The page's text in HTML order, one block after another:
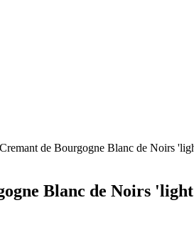
de Bourgogne Blanc de Noirs
Blanc de Noirs